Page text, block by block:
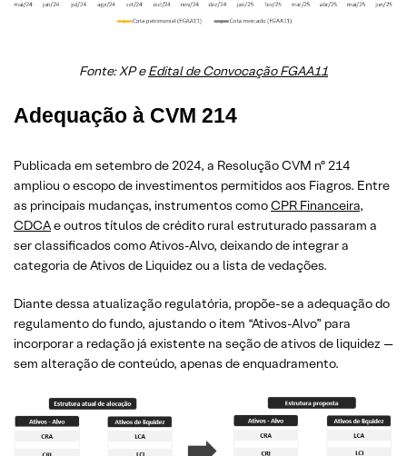
Fonte: XP eEdital de Convocação FGAA11
Adequação à CVM 214
Publicada em setembro de 2024, a Resolução CVM nº 214
ampliou o escopo de investimentos permitidos aos Fiagros. Entre
as principais mudanças, instrumentos comoCPR Financeira,
CDCAe outros títulos de crédito rural estruturado passaram a
ser classificados como Ativos-Alvo, deixando de integrar a
categoria de Ativos de Liquidez ou a lista de vedações.
Diante dessa atualização regulatória, propõe-se a adequação do
regulamento do fundo, ajustando o item “Ativos-Alvo” para
incorporar a redação já existente na seção de ativos de liquidez —
sem alteração de conteúdo, apenas de enquadramento.